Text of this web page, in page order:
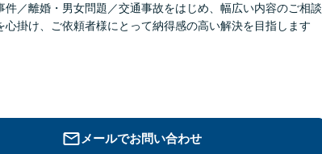
／離婚・男女問題／交通事故をはじめ、幅広い内容のご相談
掛け、ご依頼者様にとって納得感の高い解決を目指します
メールでお問い合わせ